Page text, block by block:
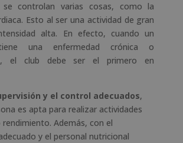
controlan varias cosas, como la
Esto al ser una actividad de gran
alta. En efecto, cuando un
una enfermedad crónica o
el club debe ser el primero en
y el control adecuados,
es apta para realizar actividades
Además, con el
y el personal nutricional